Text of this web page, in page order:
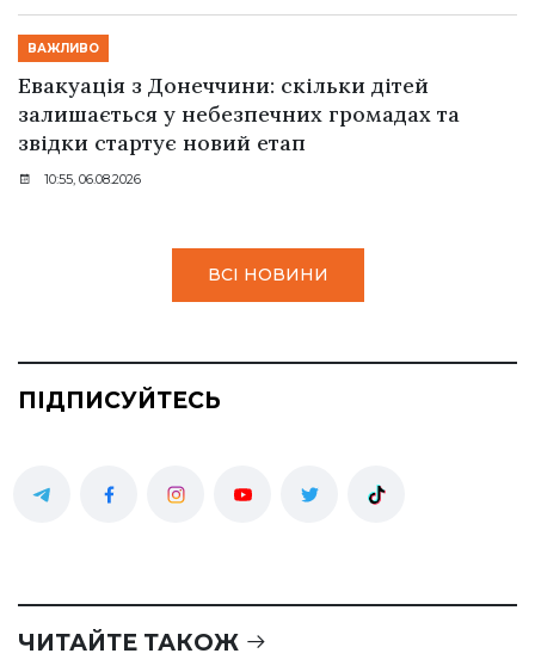
ВАЖЛИВО
Евакуація з Донеччини: скільки дітей
залишається у небезпечних громадах та
звідки стартує новий етап
10:55, 06.08.2026
ВСІ НОВИНИ
ПІДПИСУЙТЕСЬ
ЧИТАЙТЕ ТАКОЖ